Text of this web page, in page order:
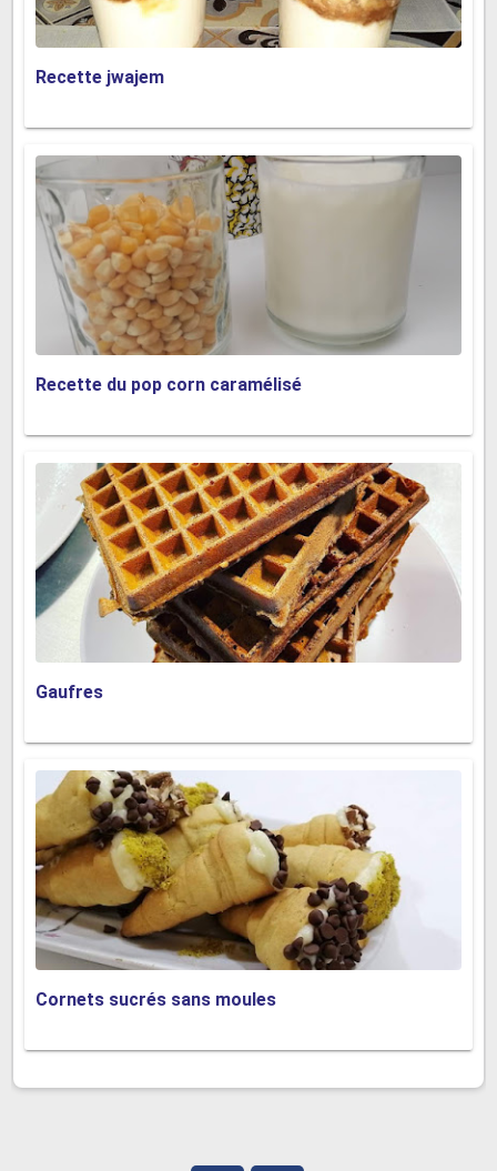
Recette jwajem
Recette du pop corn caramélisé
Gaufres
Cornets sucrés sans moules